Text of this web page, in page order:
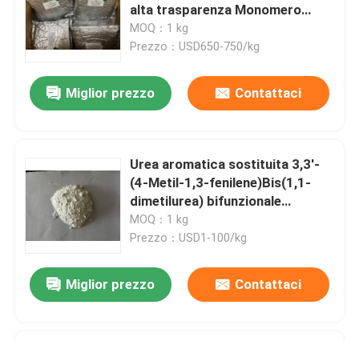
Prodotti chimici elettronici
Materiali fotovoltaici organici
Materie prime dei prodotti farmaceutici
Materie prime di cura personale
Materie prime cosmetiche
alta trasparenza Monomero
poliamidico CBDA ciclobutano-
1,2,3Dianidruro 4-
MOQ：1 kg
Prezzo：USD650-750/kg
Miglior prezzo Contattaci
Urea aromatica sostituita 3,3'-
(4-Metil-1,3-fenilene)Bis(1,1-
dimetilurea) bifunzionale
acceleratore latente
micronizzato per la cura con
epossidiche
MOQ：1 kg
Prezzo：USD1-100/kg
Miglior prezzo Contattaci